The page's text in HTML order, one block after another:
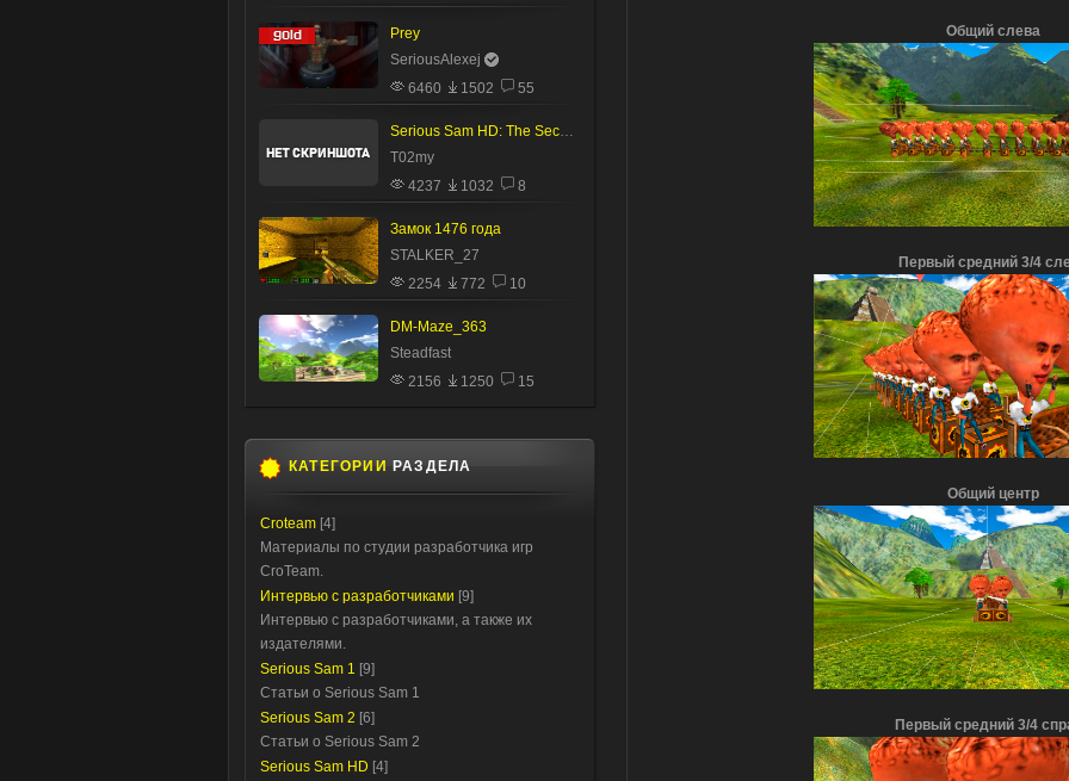
Общий слева
Первый средний 3/4
Общий центр
Первый средний 3/4
Prey
SeriousAlexej
6460
1502 55
Serious Sam HD: The Second Encounter Soundtrack
T02my
4237
1032 8
Замок 1476 года
STALKER_27
2254
772 10
DM-Maze_363
Steadfast
2156
1250 15
КАТЕГОРИИ РАЗДЕЛА
Croteam [4]
Материалы по студии разработчика игр
CroTeam.
Интервью с разработчиками [9]
Интервью с разработчиками, а также их
издателями.
Serious Sam 1 [9]
Статьи о Serious Sam 1
Serious Sam 2 [6]
Статьи о Serious Sam 2
Serious Sam HD [4]